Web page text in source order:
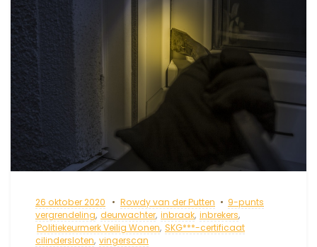
26 oktober 2020 Rowdy van der Putten
9-punts
vergrendeling, deurwachter, inbraak, inbrekers,
Politiekeurmerk Veilig Wonen, SKG***-certificaat
cilindersloten, vingerscan